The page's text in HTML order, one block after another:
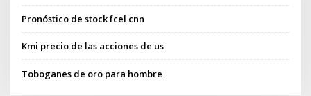
Pronóstico de stock fcel cnn
Kmi precio de las acciones de us
Toboganes de oro para hombre